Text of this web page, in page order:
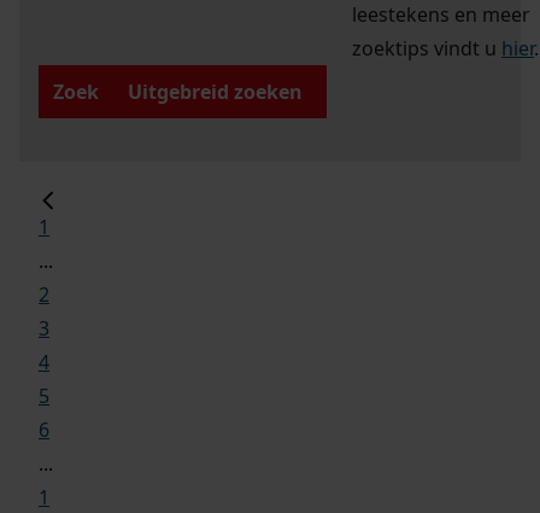
leestekens en meer
zoektips vindt u hier.
Zoek
Uitgebreid zoeken
1
...
2
3
4
5
6
...
1